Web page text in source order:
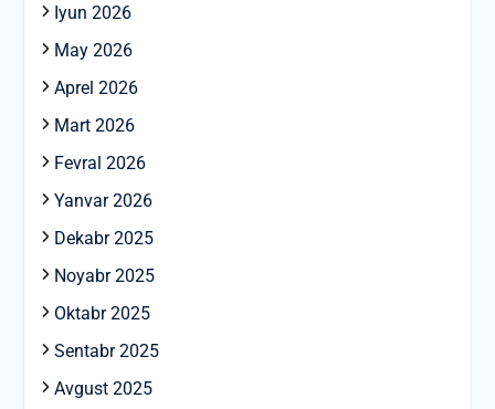
Iyun 2026
May 2026
Aprel 2026
Mart 2026
Fevral 2026
Yanvar 2026
Dekabr 2025
Noyabr 2025
Oktabr 2025
Sentabr 2025
Avgust 2025